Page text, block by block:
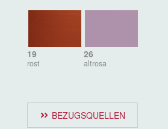
19
rost
26
altrosa
BEZUGSQUELLEN